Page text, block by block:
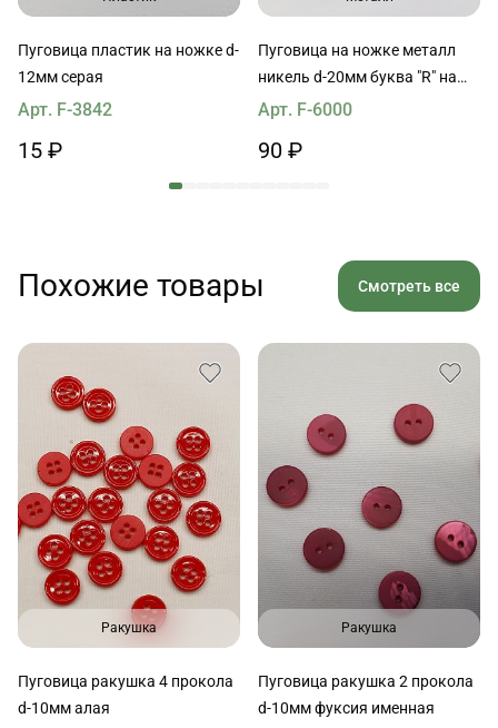
Пуговица пластик на ножке d-
12мм серая
Арт. F-3842
15 ₽
Пуговица на ножке металл
никель d-20мм буква "R" на
черном
Арт. F-6000
90 ₽
Похожие товары Смотреть все
Ракушка
Пуговица ракушка 4 прокола
d-10мм алая
Ракушка
Пуговица ракушка 2 прокола
d-10мм фуксия именная